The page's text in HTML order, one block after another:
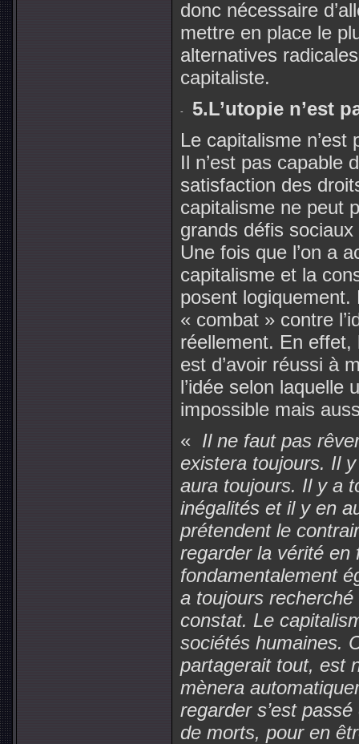
donc nécessaire
mettre en place le
alternatives
capitaliste.
5.L’utopie n’est
Le capitalisme n’est
Il n’est pas capable
satisfaction des
capitalisme ne peut
grands défis
Une fois que l’on a
capitalisme et la
posent logiquement.
« combat » contre
réellement. En
est d’avoir réussi à
l’idée selon laquelle
impossible mais
« Il ne faut pas
existera toujours. Il
aura toujours. Il y a
inégalités et il y en
prétendent le
regarder la vérité en
fondamentalement
a toujours
constat. Le
sociétés humaines.
partagerait tout, est
mènera
regarder s’est
de morts, pour en